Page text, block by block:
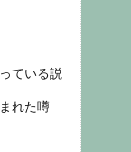
ている説
れた噂